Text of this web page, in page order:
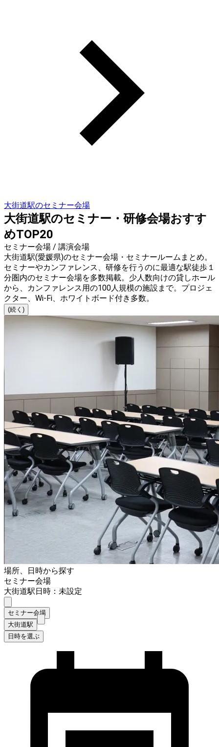
大街道駅のセミナー会場
大街道駅のセミナー・研修会場おすす
めTOP20
セミナー会場 / 講演会場
大街道駅(愛媛県)のセミナー会場・セミナールームまとめ。
セミナーやカンファレンス、研修を行うのに最適な駅徒歩１
分圏内のセミナー会場を多数掲載。少人数向けの貸しホール
から、カンファレンス用の100人規模の施設まで。プロジェ
クター、Wi-Fi、ホワイトボード付き多数。
(続く)
場所、日時から探す
セミナー会場
大街道駅日時：未設定
セミナー会場
大街道駅
日時を選ぶ